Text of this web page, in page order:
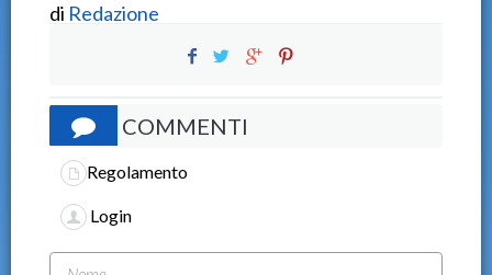
di Redazione
COMMENTI
Regolamento
Login